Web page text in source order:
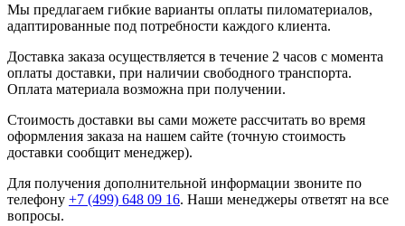
Мы предлагаем гибкие варианты оплаты пиломатериалов,
адаптированные под потребности каждого клиента.
Доставка заказа осуществляется в течение 2 часов с момента
оплаты доставки, при наличии свободного транспорта.
Оплата материала возможна при получении.
Стоимость доставки вы сами можете рассчитать во время
оформления заказа на нашем сайте (точную стоимость
доставки сообщит менеджер).
Для получения дополнительной информации звоните по
телефону +7 (499) 648 09 16. Наши менеджеры ответят на все
вопросы.